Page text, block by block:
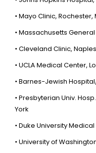
• Mayo Clinic, Rochester,
• Massachusetts
• Cleveland Clinic, Naples
• UCLA Medical Center,
• Barnes-Jewish
• Presbyterian Univ.
York
• Duke University
• University of